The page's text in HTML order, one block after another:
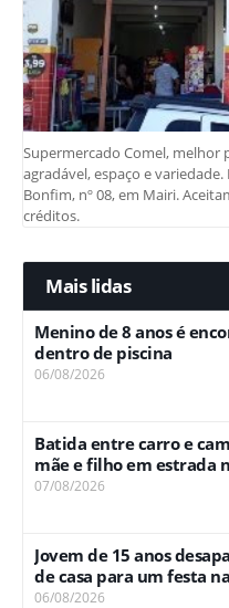
Supermercado Comel, melhor
agradável, espaço e
Bonfim, nº 08, em Mairi.
créditos.
Mais lidas
Menino de 8 anos é
dentro de piscina
06/08/2026
Batida entre carro e
mãe e filho em estrada
07/08/2026
Jovem de 15 anos
de casa para um festa
06/08/2026